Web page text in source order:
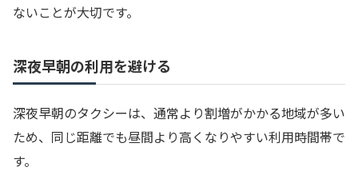
ないことが大切です。
深夜早朝の利用を避ける
深夜早朝のタクシーは、通常より割増がかかる地域が多い
ため、同じ距離でも昼間より高くなりやすい利用時間帯で
す。